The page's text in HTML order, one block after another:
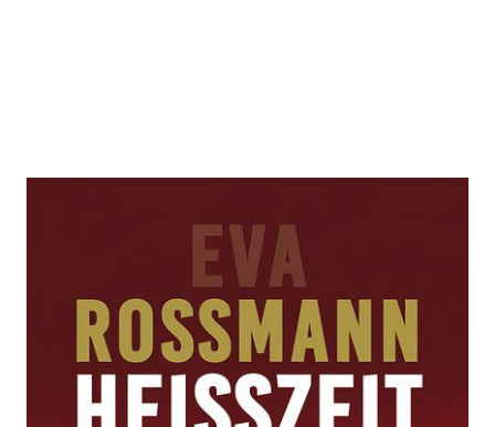
Zur Wunschliste hinzufügen
Ein Mira-Valensky-Krimi
Eva Rossmann